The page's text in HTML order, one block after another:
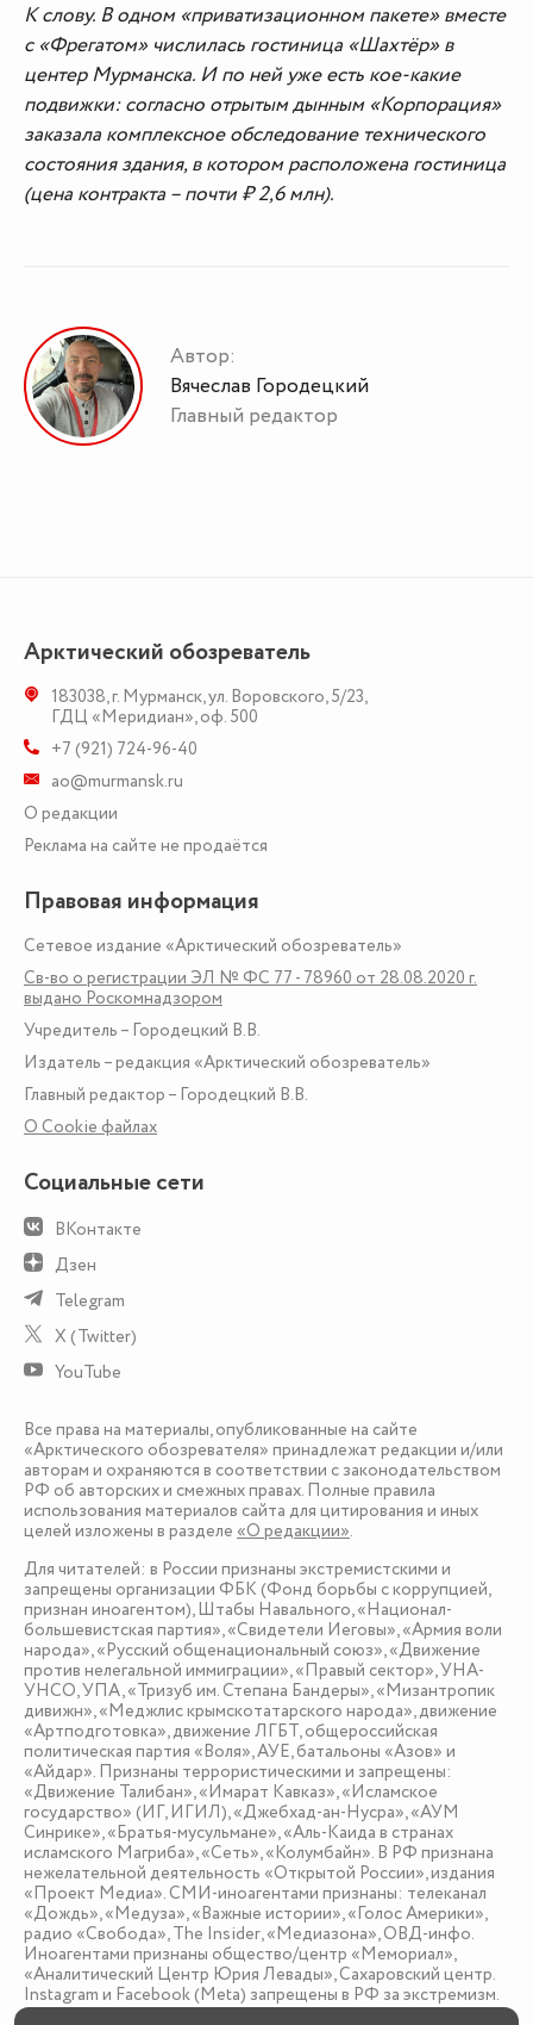
К слову. В одном «приватизационном пакете» вместе
с «Фрегатом» числилась гостиница «Шахтёр» в
центер Мурманска. И по ней уже есть кое-какие
подвижки: согласно отрытым дынным «Корпорация»
заказала комплексное обследование технического
состояния здания, в котором расположена гостиница
(цена контракта – почти ₽ 2,6 млн).
Автор:
Вячеслав Городецкий
Главный редактор
Арктический обозреватель
183038,г. Мурманск,ул. Воровского, 5/23,
ГДЦ «Меридиан», оф. 500
+7 (921) 724-96-40
ao@murmansk.ru
О редакции
Реклама на сайте не продаётся
Правовая информация
Сетевое издание «Арктический обозреватель»
Св-во о регистрации ЭЛ № ФС 77 - 78960 от 28.08.2020 г.
выдано Роскомнадзором
Учредитель – Городецкий В.В.
Издатель – редакция «Арктический обозреватель»
Главный редактор – Городецкий В.В.
О Сookie файлах
Социальные сети
ВКонтакте
Дзен
Telegram
X (Twitter)
YouTube
Все права на материалы, опубликованные на сайте
«Арктического обозревателя» принадлежат редакции и/или
авторам и охраняются в соответствии с законодательством
РФ об авторских и смежных правах. Полные правила
использования материалов сайта для цитирования и иных
целей изложены в разделе «О редакции».
Для читателей: в России признаны экстремистскими и
запрещены организации ФБК (Фонд борьбы с коррупцией,
признан иноагентом), Штабы Навального, «Национал-
большевистская партия», «Свидетели Иеговы», «Армия воли
народа», «Русский общенациональный союз», «Движение
против нелегальной иммиграции», «Правый сектор», УНА-
УНСО, УПА, «Тризуб им. Степана Бандеры», «Мизантропик
дивижн», «Меджлис крымскотатарского народа», движение
«Артподготовка», движение ЛГБТ, общероссийская
политическая партия «Воля», АУЕ, батальоны «Азов» и
«Айдар». Признаны террористическими и запрещены:
«Движение Талибан», «Имарат Кавказ», «Исламское
государство» (ИГ, ИГИЛ), «Джебхад-ан-Нусра», «АУМ
Синрике», «Братья-мусульмане», «Аль-Каида в странах
исламского Магриба», «Сеть», «Колумбайн». В РФ признана
нежелательной деятельность «Открытой России», издания
«Проект Медиа». СМИ-иноагентами признаны: телеканал
«Дождь», «Медуза», «Важные истории», «Голос Америки»,
радио «Свобода», The Insider, «Медиазона», ОВД-инфо.
Иноагентами признаны общество/центр «Мемориал»,
«Аналитический Центр Юрия Левады», Сахаровский центр.
Instagram и Facebook (Metа) запрещены в РФ за экстремизм.